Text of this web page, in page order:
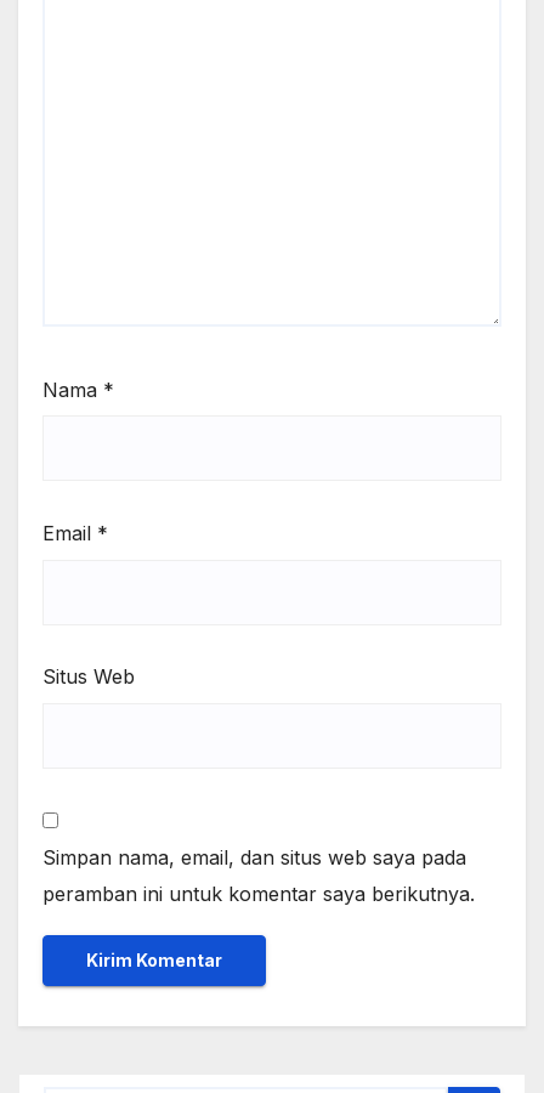
Nama *
Email *
Situs Web
Simpan nama, email, dan situs web saya pada
peramban ini untuk komentar saya berikutnya.